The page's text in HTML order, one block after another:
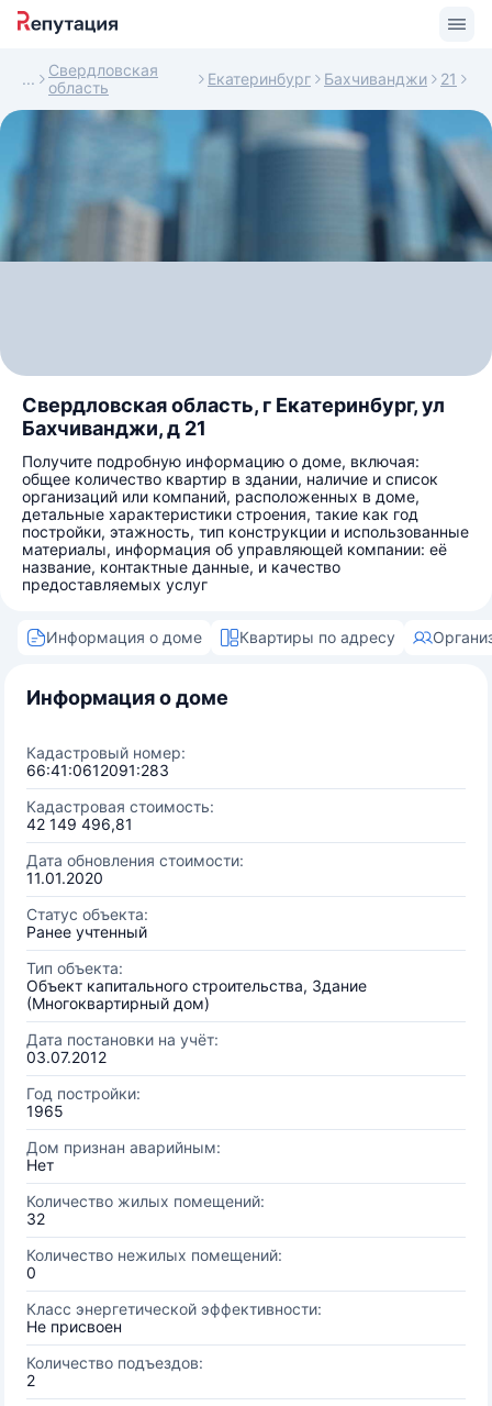
Свердловская
область
Екатеринбург Бахчиванджи 21
Свердловская область, г Екатеринбург, ул
Бахчиванджи, д 21
Получите подробную информацию о доме, включая:
общее количество квартир в здании, наличие и список
организаций или компаний, расположенных в доме,
детальные характеристики строения, такие как год
постройки, этажность, тип конструкции и использованные
материалы, информация об управляющей компании: её
название, контактные данные, и качество
предоставляемых услуг
Информация о доме Квартиры по адресу
Информация о доме
Кадастровый номер:
66:41:0612091:283
Кадастровая стоимость:
42 149 496,81
Дата обновления стоимости:
11.01.2020
Статус объекта:
Ранее учтенный
Тип объекта:
Объект капитального строительства, Здание
(Многоквартирный дом)
Дата постановки на учёт:
03.07.2012
Год постройки:
1965
Дом признан аварийным:
Нет
Количество жилых помещений:
32
Количество нежилых помещений:
0
Класс энергетической эффективности:
Не присвоен
Количество подъездов:
2